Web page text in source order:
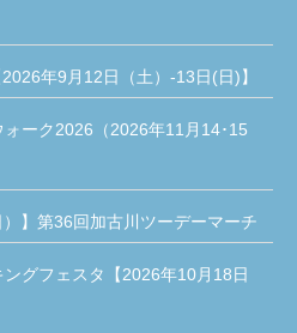
年9月12日（土）-13日(日)】
ーク2026（2026年11月14･15
】第36回加古川ツーデーマーチ
グフェスタ【2026年10月18日